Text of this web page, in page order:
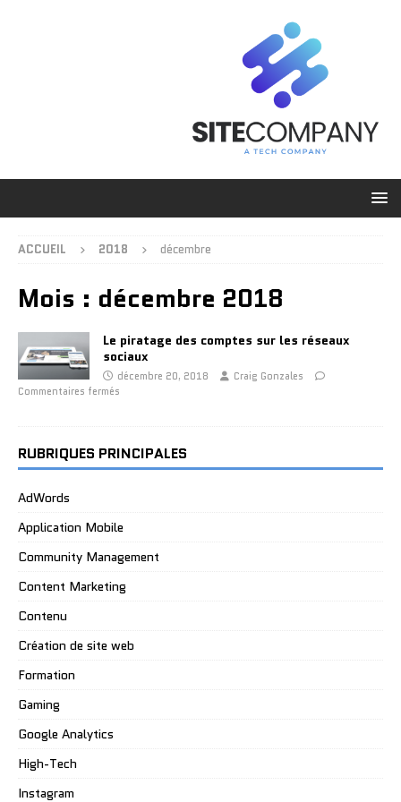
ACCUEIL 2018 décembre
Mois : décembre 2018
Le piratage des comptes sur les réseaux
sociaux
décembre 20, 2018
Craig Gonzales
Commentaires fermés
RUBRIQUES PRINCIPALES
AdWords
Application Mobile
Community Management
Content Marketing
Contenu
Création de site web
Formation
Gaming
Google Analytics
High-Tech
Instagram